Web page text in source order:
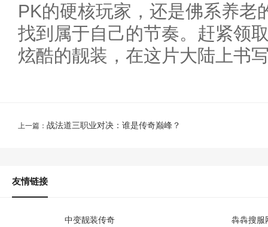
PK的硬核玩家，还是佛系养老
找到属于自己的节奏。赶紧领
炫酷的靓装，在这片大陆上书
上一篇： 战法道三职业对决：谁是传奇巅峰？
友情链接
中变靓装传奇 犇犇搜服